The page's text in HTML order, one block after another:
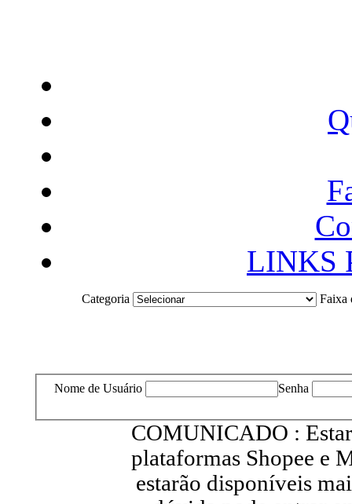
LINKS
Categoria Faixa
Nome de Usuário Senha
COMUNICADO :
plataformas Shopee e
estarão disponíveis